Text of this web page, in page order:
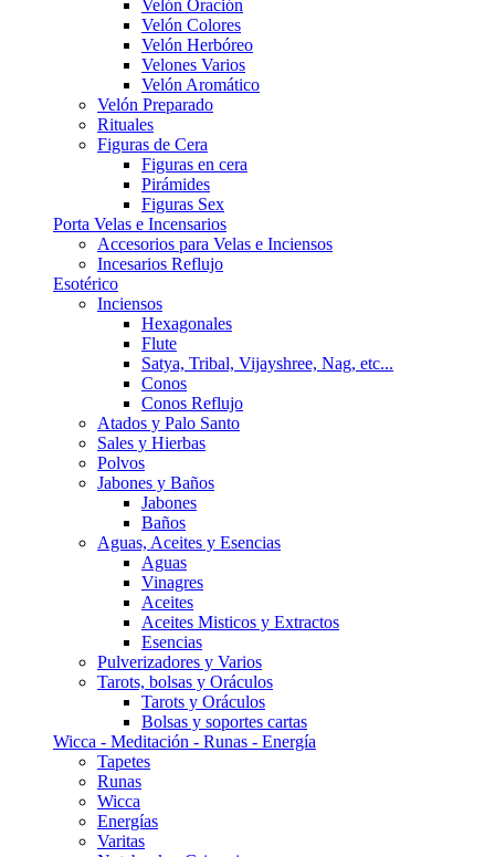
Velón Oración
Velón Colores
Velón Herbóreo
Velones Varios
Velón Aromático
Velón Preparado
Rituales
Figuras de Cera
Figuras en cera
Pirámides
Figuras Sex
Porta Velas e Incensarios
Accesorios para Velas e Inciensos
Incesarios Reflujo
Esotérico
Inciensos
Hexagonales
Flute
Satya, Tribal, Vijayshree, Nag, etc...
Conos
Conos Reflujo
Atados y Palo Santo
Sales y Hierbas
Polvos
Jabones y Baños
Jabones
Baños
Aguas, Aceites y Esencias
Aguas
Vinagres
Aceites
Aceites Misticos y Extractos
Esencias
Pulverizadores y Varios
Tarots, bolsas y Oráculos
Tarots y Oráculos
Bolsas y soportes cartas
Wicca - Meditación - Runas - Energía
Tapetes
Runas
Wicca
Energías
Varitas